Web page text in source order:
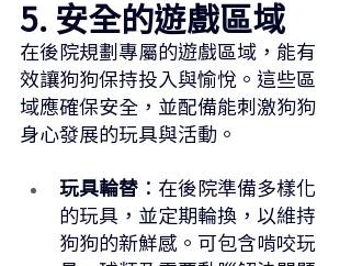
5. 安全的遊戲區域
在後院規劃專屬的遊戲區域，能有
效讓狗狗保持投入與愉悅。這些區
域應確保安全，並配備能刺激狗狗
身心發展的玩具與活動。
玩具輪替 ：在後院準備多樣化
的玩具，並定期輪換，以維持
狗狗的新鮮感。可包含啃咬玩